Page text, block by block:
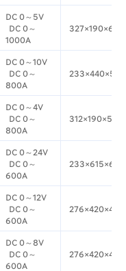
DC 0～5V
DC 0～
1000A
327×190×613
DC 0～10V
DC 0～
800A
233×440×550
DC 0～4V
DC 0～
800A
312×190×501
DC 0～24V
DC 0～
600A
233×615×674
DC 0～12V
DC 0～
600A
276×420×498
DC 0～8V
DC 0～
600A
276×420×498